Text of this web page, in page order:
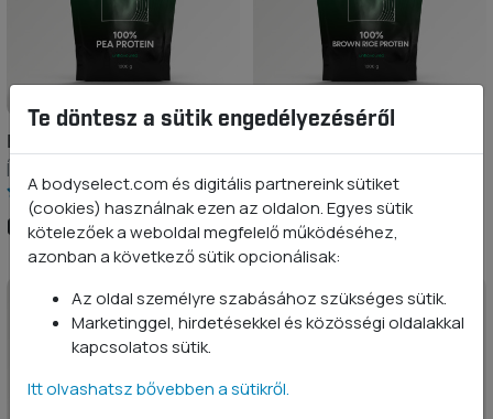
Borsó fehérje
Ízesítetlen 1 kg
6 490 Ft 5 490 Ft
Te döntesz a sütik engedélyezéséről
A bodyselect.com és digitális partnereink sütiket
(cookies) használnak ezen az oldalon. Egyes sütik
kötelezőek a weboldal megfelelő működéséhez,
azonban a következő sütik opcionálisak:
Az oldal személyre szabásához szükséges sütik.
Marketinggel, hirdetésekkel és közösségi oldalakkal
kapcsolatos sütik.
Itt olvashatsz bővebben a sütikről.